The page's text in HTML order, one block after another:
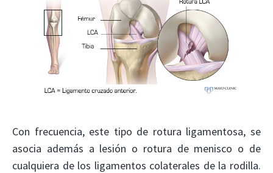
Con frecuencia, este tipo de rotura ligamentosa, se
asocia además a lesión o rotura de menisco o de
cualquiera de los ligamentos colaterales de la rodilla.